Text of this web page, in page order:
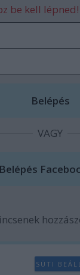
be kell lépned!
VAGY
SÜTI